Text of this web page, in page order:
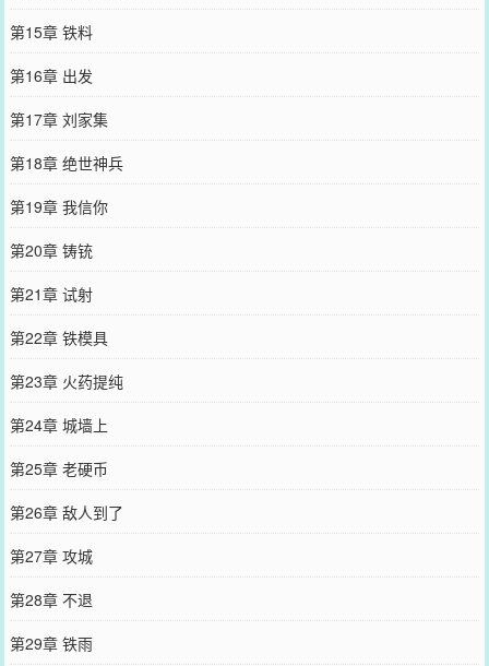
第15章 铁料
第16章 出发
第17章 刘家集
第18章 绝世神兵
第19章 我信你
第20章 铸铳
第21章 试射
第22章 铁模具
第23章 火药提纯
第24章 城墙上
第25章 老硬币
第26章 敌人到了
第27章 攻城
第28章 不退
第29章 铁雨